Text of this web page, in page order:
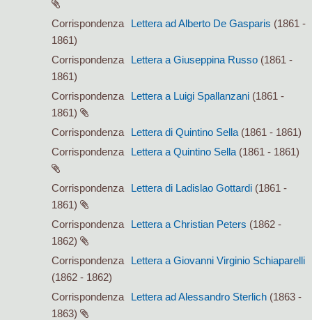
Corrispondenza Lettera ad Alberto De Gasparis (1861 -
1861)
Corrispondenza
Lettera a Giuseppina Russo (1861 -
1861)
Corrispondenza
Lettera a Luigi Spallanzani (1861 -
1861)
Corrispondenza
Lettera di Quintino Sella (1861 - 1861)
Corrispondenza
Lettera a Quintino Sella (1861 - 1861)
Corrispondenza Lettera di Ladislao Gottardi (1861 -
1861)
Corrispondenza
Lettera a Christian Peters (1862 -
1862)
Corrispondenza
Lettera a Giovanni Virginio Schiaparelli
(1862 - 1862)
Corrispondenza
Lettera ad Alessandro Sterlich (1863 -
1863)